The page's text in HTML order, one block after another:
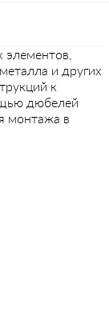
и других
к
дюбелей
монтажа в